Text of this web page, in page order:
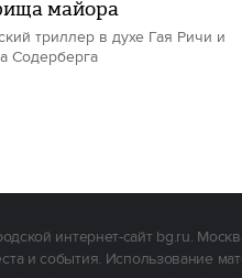
майора
триллер в духе Гая Ричи и
Содерберга
интернет-сайт bg.ru.
и события. Использование